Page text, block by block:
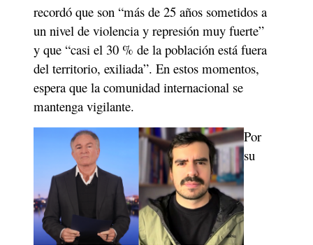
recordó que son “más de 25 años sometidos a
un nivel de violencia y represión muy fuerte”
y que “casi el 30 % de la población está fuera
del territorio, exiliada”. En estos momentos,
espera que la comunidad internacional se
mantenga vigilante.
Por
su